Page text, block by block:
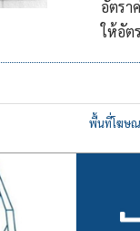
อัตรา
ให้อัต
พื้นที่โฆษ